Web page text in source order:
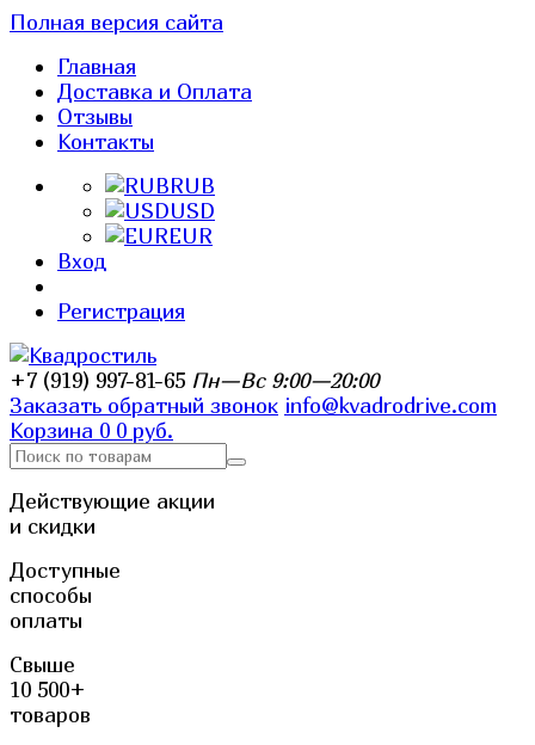
Полная версия сайта
Главная
Доставка и Оплата
Отзывы
Контакты
RUB
USD
EUR
Вход
Регистрация
+7 (919) 997-81-65 Пн—Вс 9:00—20:00
Заказать обратный звонок info@kvadrodrive.com
Корзина 0 0 руб.
Действующие акции
и скидки
Доступные
способы
оплаты
Свыше
10 500+
товаров